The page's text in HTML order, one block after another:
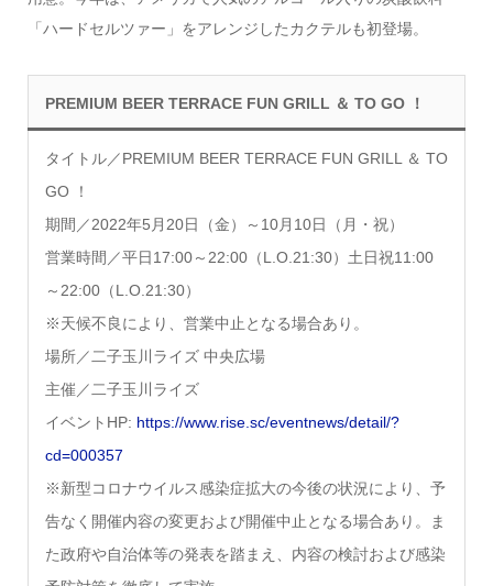
「ハードセルツァー」をアレンジしたカクテルも初登場。
PREMIUM BEER TERRACE FUN GRILL ＆ TO GO ！
タイトル／PREMIUM BEER TERRACE FUN GRILL ＆ TO
GO ！
期間／2022年5月20日（金）～10月10日（月・祝）
営業時間／平日17:00～22:00（L.O.21:30）土日祝11:00
～22:00（L.O.21:30）
※天候不良により、営業中止となる場合あり。
場所／二子玉川ライズ 中央広場
主催／二子玉川ライズ
イベントHP: https://www.rise.sc/eventnews/detail/?
cd=000357
※新型コロナウイルス感染症拡大の今後の状況により、予
告なく開催内容の変更および開催中止となる場合あり。ま
た政府や自治体等の発表を踏まえ、内容の検討および感染